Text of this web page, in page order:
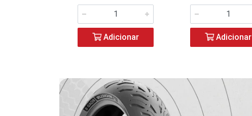
Adicionar Adicionar